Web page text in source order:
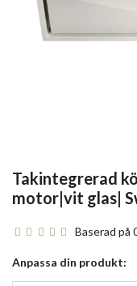
Takintegrerad
motor|vit glas|
Baserad på
Anpassa din produkt: